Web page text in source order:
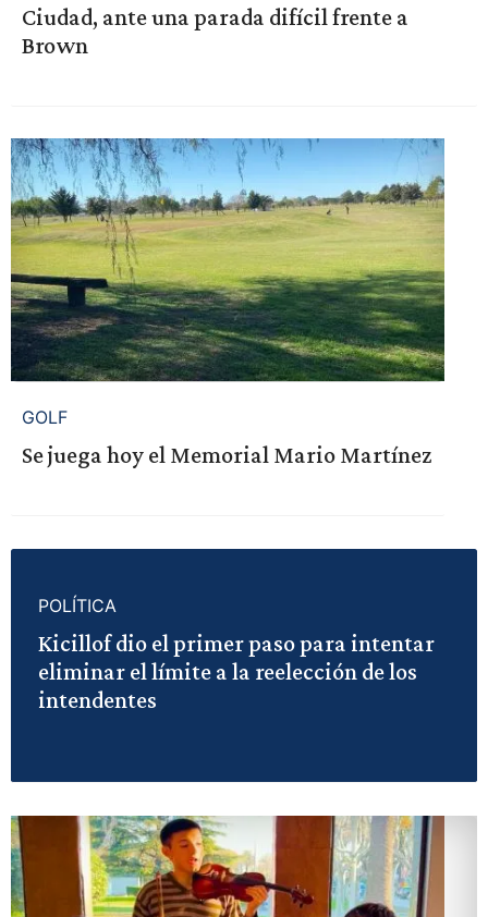
Ciudad, ante una parada difícil frente a
Brown
GOLF
Se juega hoy el Memorial Mario Martínez
POLÍTICA
Kicillof dio el primer paso para intentar
eliminar el límite a la reelección de los
intendentes